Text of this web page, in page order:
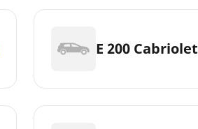
E 200 Cabriolet